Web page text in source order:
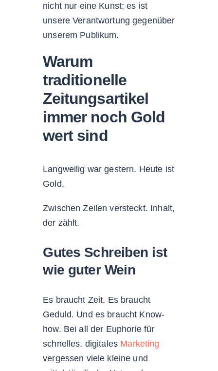
nicht nur eine Kunst; es ist
unsere Verantwortung gegenüber
unserem Publikum.
Warum
traditionelle
Zeitungsartikel
immer noch Gold
wert sind
Langweilig war gestern. Heute ist
Gold.
Zwischen Zeilen versteckt. Inhalt,
der zählt.
Gutes Schreiben ist
wie guter Wein
Es braucht Zeit. Es braucht
Geduld. Und es braucht Know-
how. Bei all der Euphorie für
schnelles, digitales Marketing
vergessen viele kleine und